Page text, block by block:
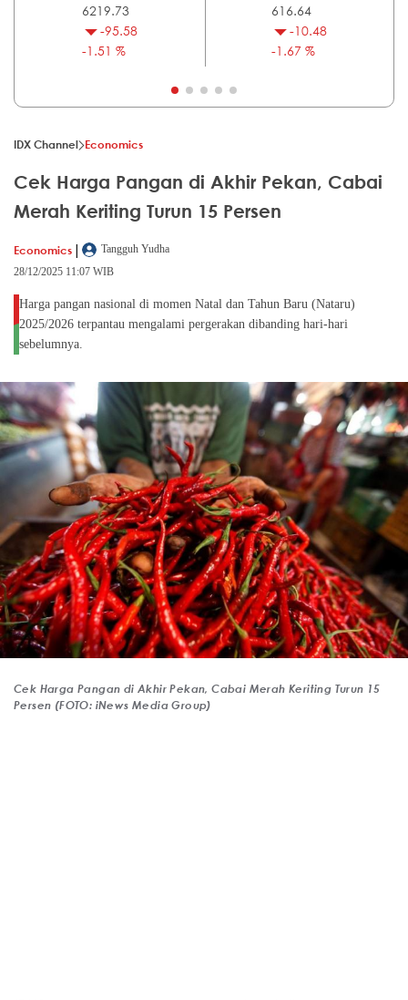
6219.73
-95.58
-1.51 %
616.64
-10.48
-1.67 %
IDX Channel Economics
Cek Harga Pangan di Akhir Pekan, Cabai
Merah Keriting Turun 15 Persen
Economics |
Tangguh Yudha
28/12/2025 11:07 WIB
Harga pangan nasional di momen Natal dan Tahun Baru (Nataru)
2025/2026 terpantau mengalami pergerakan dibanding hari-hari
sebelumnya.
Cek Harga Pangan di Akhir Pekan, Cabai Merah Keriting Turun 15
Persen (FOTO: iNews Media Group)